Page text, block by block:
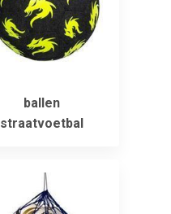
ballen
straatvoetbal